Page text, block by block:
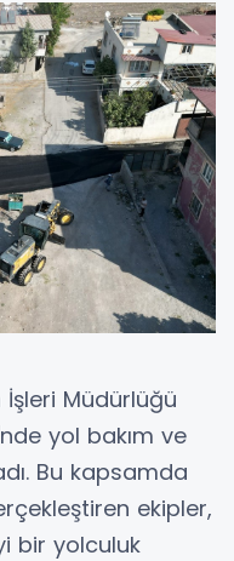
Müdürlüğü
yol bakım ve
Bu kapsamda
ekipler,
bir yolculuk